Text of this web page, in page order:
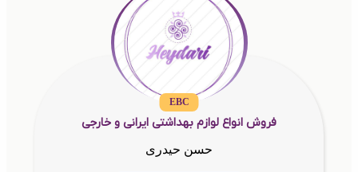
EBC
فروش انواع لوازم بهداشتی ایرانی و خارجی
حسن حیدری